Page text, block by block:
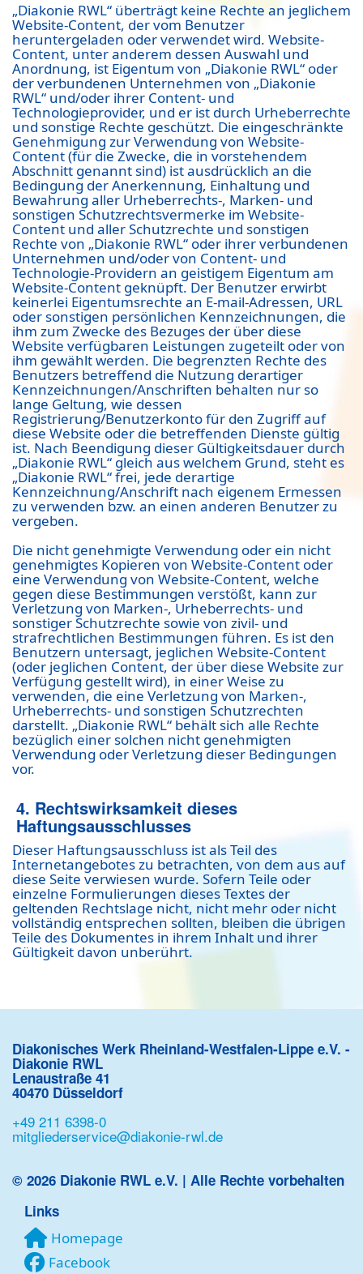
„Diakonie RWL“ überträgt keine Rechte an jeglichem
Website-Content, der vom Benutzer
heruntergeladen oder verwendet wird. Website-
Content, unter anderem dessen Auswahl und
Anordnung, ist Eigentum von „Diakonie RWL“ oder
der verbundenen Unternehmen von „Diakonie
RWL“ und/oder ihrer Content- und
Technologieprovider, und er ist durch Urheberrechte
und sonstige Rechte geschützt. Die eingeschränkte
Genehmigung zur Verwendung von Website-
Content (für die Zwecke, die in vorstehendem
Abschnitt genannt sind) ist ausdrücklich an die
Bedingung der Anerkennung, Einhaltung und
Bewahrung aller Urheberrechts-, Marken- und
sonstigen Schutzrechtsvermerke im Website-
Content und aller Schutzrechte und sonstigen
Rechte von „Diakonie RWL“ oder ihrer verbundenen
Unternehmen und/oder von Content- und
Technologie-Providern an geistigem Eigentum am
Website-Content geknüpft. Der Benutzer erwirbt
keinerlei Eigentumsrechte an E-mail-Adressen, URL
oder sonstigen persönlichen Kennzeichnungen, die
ihm zum Zwecke des Bezuges der über diese
Website verfügbaren Leistungen zugeteilt oder von
ihm gewählt werden. Die begrenzten Rechte des
Benutzers betreffend die Nutzung derartiger
Kennzeichnungen/Anschriften behalten nur so
lange Geltung, wie dessen
Registrierung/Benutzerkonto für den Zugriff auf
diese Website oder die betreffenden Dienste gültig
ist. Nach Beendigung dieser Gültigkeitsdauer durch
„Diakonie RWL“ gleich aus welchem Grund, steht es
„Diakonie RWL“ frei, jede derartige
Kennzeichnung/Anschrift nach eigenem Ermessen
zu verwenden bzw. an einen anderen Benutzer zu
vergeben.
Die nicht genehmigte Verwendung oder ein nicht
genehmigtes Kopieren von Website-Content oder
eine Verwendung von Website-Content, welche
gegen diese Bestimmungen verstößt, kann zur
Verletzung von Marken-, Urheberrechts- und
sonstiger Schutzrechte sowie von zivil- und
strafrechtlichen Bestimmungen führen. Es ist den
Benutzern untersagt, jeglichen Website-Content
(oder jeglichen Content, der über diese Website zur
Verfügung gestellt wird), in einer Weise zu
verwenden, die eine Verletzung von Marken-,
Urheberrechts- und sonstigen Schutzrechten
darstellt. „Diakonie RWL“ behält sich alle Rechte
bezüglich einer solchen nicht genehmigten
Verwendung oder Verletzung dieser Bedingungen
vor.
4. Rechtswirksamkeit dieses
Haftungsausschlusses
Dieser Haftungsausschluss ist als Teil des
Internetangebotes zu betrachten, von dem aus auf
diese Seite verwiesen wurde. Sofern Teile oder
einzelne Formulierungen dieses Textes der
geltenden Rechtslage nicht, nicht mehr oder nicht
vollständig entsprechen sollten, bleiben die übrigen
Teile des Dokumentes in ihrem Inhalt und ihrer
Gültigkeit davon unberührt.
Diakonisches Werk Rheinland-Westfalen-Lippe e.V. -
Diakonie RWL
Lenaustraße 41
40470 Düsseldorf
+49 211 6398-0
mitgliederservice@diakonie-rwl.de
© 2026 Diakonie RWL e.V. | Alle Rechte vorbehalten
Links
Homepage
Facebook